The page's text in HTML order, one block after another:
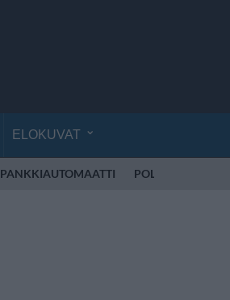
ELOKUVAT
PANKKIAUTOMAATTI POLIISI SUOMI